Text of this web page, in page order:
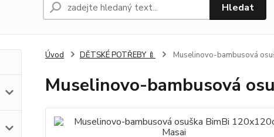
Hledat
Úvod DĚTSKÉ POTŘEBY 🍼 Muselinovo-bambusová
Muselinovo-bambusová